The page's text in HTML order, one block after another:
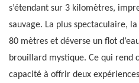
s’étendant sur 3 kilomètres,
sauvage. La plus spectaculaire, la
80 mètres et déverse un flot
brouillard mystique. Ce qui rend
capacité à offrir deux